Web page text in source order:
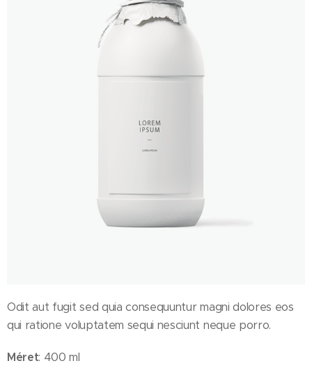
Odit aut fugit sed quia consequuntur magni dolores eos
qui ratione voluptatem sequi nesciunt neque porro.
Méret: 400 ml